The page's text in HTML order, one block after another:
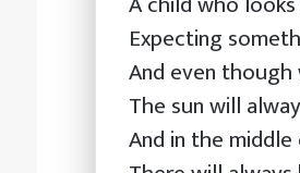
Expecting
And even
The sun will
And in the